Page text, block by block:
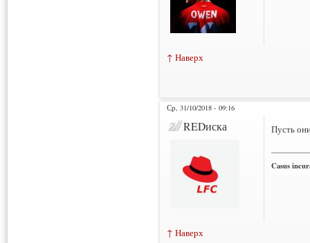
↑ Наверх
Ср, 31/10/2018 - 09:16
REDиска Пусть
Casus
↑ Наверх